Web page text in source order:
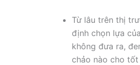
Từ lâu trên thị
định chọn lựa
không đưa ra,
chảo nào cho